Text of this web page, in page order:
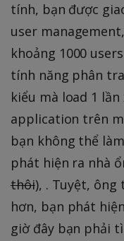
tính, bạn được
user
khoảng 1000
tính năng phân
kiểu mà load 1
application trên
bạn không thể
phát hiện ra nhà
thôi), . Tuyệt,
hơn, bạn phát
giờ đây bạn phải